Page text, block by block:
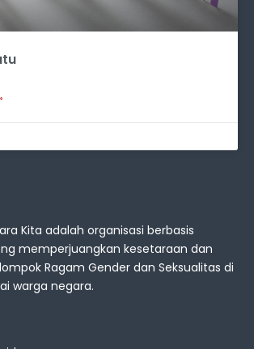
Kita adalah organisasi berbasis
memperjuangkan kesetaraan dan
Ragam Gender dan Seksualitas di
warga negara.